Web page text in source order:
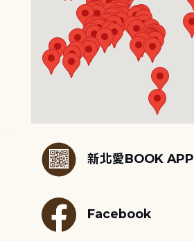
新北愛BOOK APP
Facebook